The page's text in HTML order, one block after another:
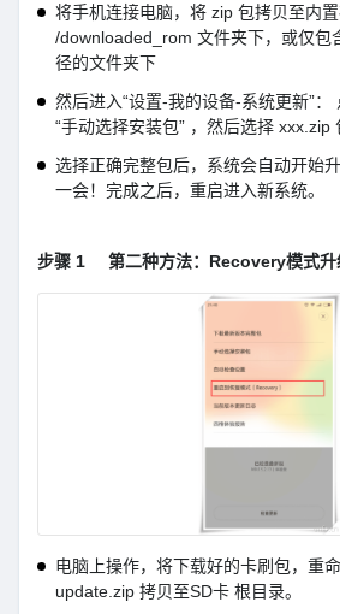
将手机连接电脑，将 zip 包拷贝至内
/downloaded_rom 文件夹下，或仅包
径的文件夹下
然后进入“设置-我的设备-系统更新”：
“手动选择安装包” ，然后选择 xxx.zip
选择正确完整包后，系统会自动开始
一会！完成之后，重启进入新系统。
步骤 1 第二种方法：Recovery模式升
电脑上操作，将下载好的卡刷包，重
update.zip 拷贝至SD卡 根目录。